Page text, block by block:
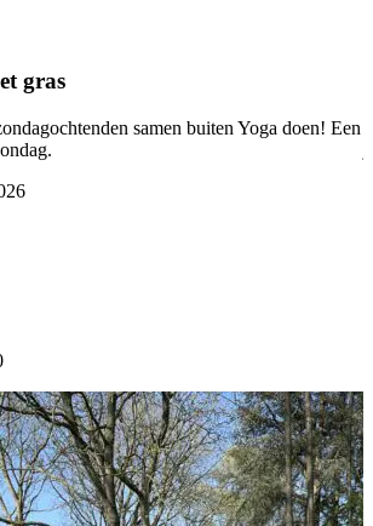
gras
samen buiten Yoga doen! Een